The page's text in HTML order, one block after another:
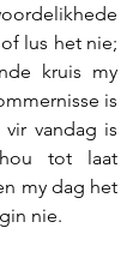
lus het nie;
kruis my
is
vandag is
tot laat
my dag het
nie.